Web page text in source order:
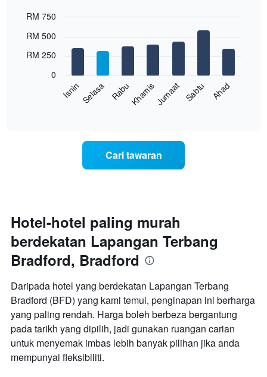
memaparkan
bulan.
Carta
mempunyai
chart
mempunyai
1
paksi
X
yang
memaparkan
hari
dalam
seminggu.
Carta
mempunyai
1
Y
graphic.
IsninSelasa RabuKhamisJumaat Sabtu Ahad
0
RM 250
RM 500
RM 750
Cari tawaran
Hotel-hotel paling murah
berdekatan Lapangan Terbang
Bradford, Bradford
Daripada hotel yang berdekatan Lapangan Terbang
Bradford (BFD) yang kami temui, penginapan ini berharga
yang paling rendah. Harga boleh berbeza bergantung
pada tarikh yang dipilih, jadi gunakan ruangan carian
untuk menyemak imbas lebih banyak pilihan jika anda
mempunyai fleksibiliti.